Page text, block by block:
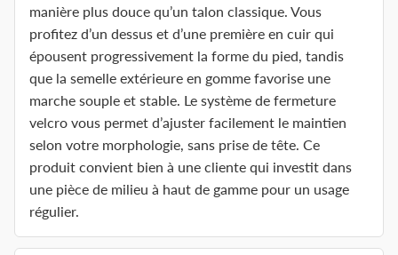
manière plus douce qu’un talon classique. Vous
profitez d’un dessus et d’une première en cuir qui
épousent progressivement la forme du pied, tandis
que la semelle extérieure en gomme favorise une
marche souple et stable. Le système de fermeture
velcro vous permet d’ajuster facilement le maintien
selon votre morphologie, sans prise de tête. Ce
produit convient bien à une cliente qui investit dans
une pièce de milieu à haut de gamme pour un usage
régulier.